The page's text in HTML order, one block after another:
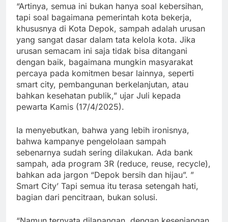
“Artinya, semua ini bukan hanya soal kebersihan,
tapi soal bagaimana pemerintah kota bekerja,
khususnya di Kota Depok, sampah adalah urusan
yang sangat dasar dalam tata kelola kota. Jika
urusan semacam ini saja tidak bisa ditangani
dengan baik, bagaimana mungkin masyarakat
percaya pada komitmen besar lainnya, seperti
smart city, pembangunan berkelanjutan, atau
bahkan kesehatan publik,” ujar Juli kepada
pewarta Kamis (17/4/2025).
Ia menyebutkan, bahwa yang lebih ironisnya,
bahwa kampanye pengelolaan sampah
sebenarnya sudah sering dilakukan. Ada bank
sampah, ada program 3R (reduce, reuse, recycle),
bahkan ada jargon “Depok bersih dan hijau”. ”
Smart City’ Tapi semua itu terasa setengah hati,
bagian dari pencitraan, bukan solusi.